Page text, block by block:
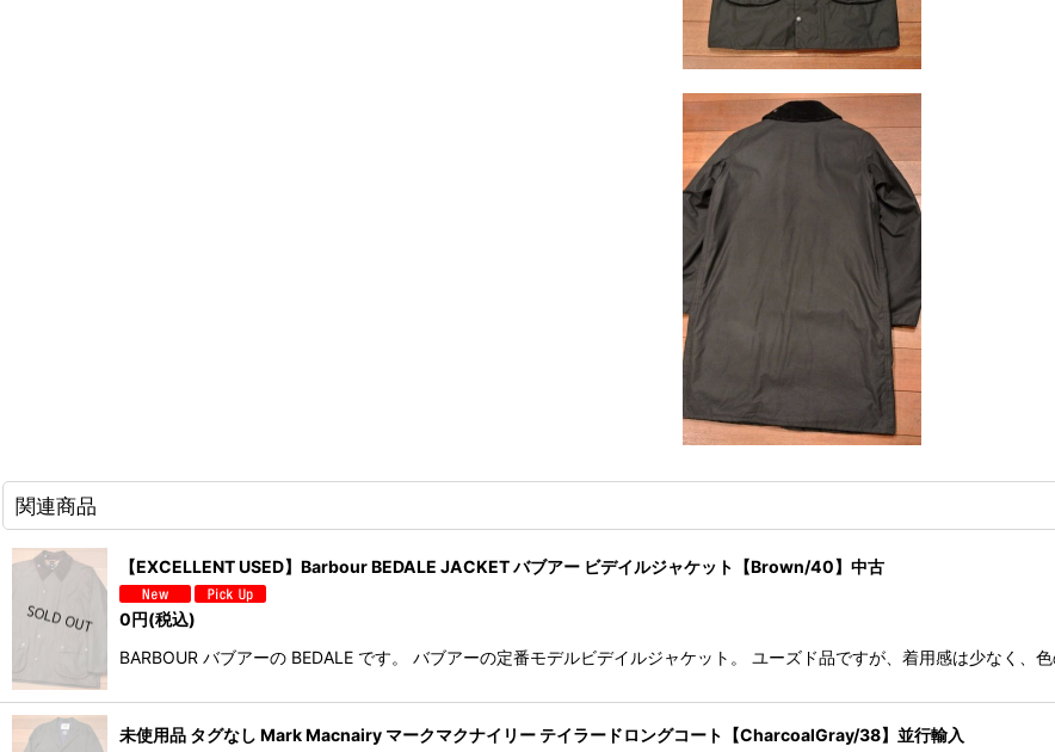
関連商品
【EXCELLENT USED】Barbour BEDALE JACKET バブアー ビデイルジャケット【Brown/40】中古
0円(税込)
BARBOUR バブアーの BEDALE です。 バブアーの定番モデルビデイルジャケット。 ユーズド品ですが、着用感は少なく
未使用品 タグなし Mark Macnairy マークマクナイリー テイラードロングコート【CharcoalGray/38】並行輸入